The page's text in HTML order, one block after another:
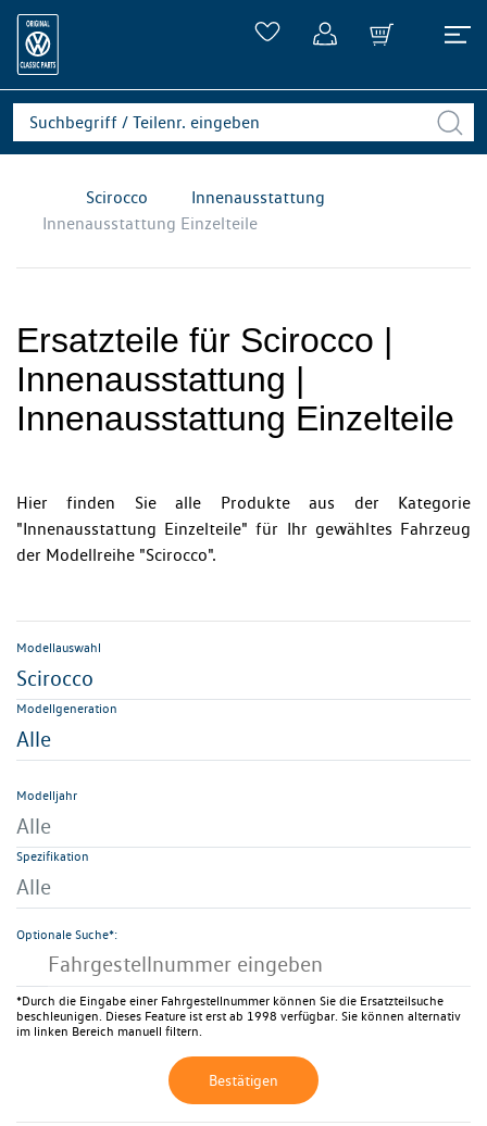
Scirocco
Innenausstattung
Innenausstattung Einzelteile
Ersatzteile für Scirocco |
Innenausstattung |
Innenausstattung Einzelteile
Hier finden Sie alle Produkte aus der Kategorie
"Innenausstattung Einzelteile" für Ihr gewähltes Fahrzeug
der Modellreihe "Scirocco".
Modellauswahl
Scirocco
Modellgeneration
Alle
Modelljahr
Alle
Spezifikation
Alle
Optionale Suche*:
*Durch die Eingabe einer Fahrgestellnummer können Sie die Ersatzteilsuche
beschleunigen. Dieses Feature ist erst ab 1998 verfügbar. Sie können alternativ
im linken Bereich manuell filtern.
Bestätigen